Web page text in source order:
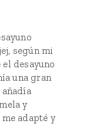
según mi
desayuno
una gran
y
adapté y